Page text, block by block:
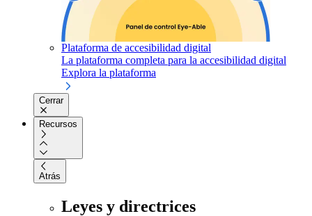
Plataforma de accesibilidad digital
La plataforma completa para la accesibilidad digital
Explora la plataforma
Cerrar
Recursos
Atrás
Leyes y directrices